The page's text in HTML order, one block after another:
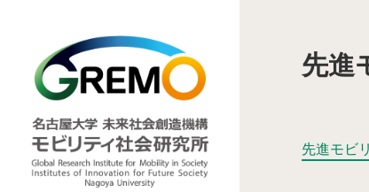
COI-NEXT「地
先進
先進モビ